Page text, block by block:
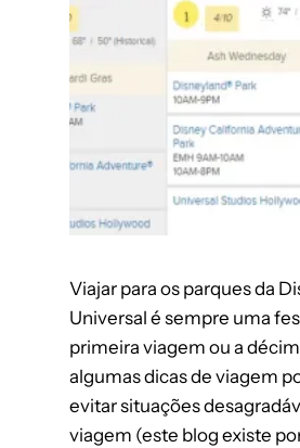
Viajar para os parques da
Universal é sempre uma
primeira viagem ou a
algumas dicas de viagem
evitar situações
viagem (este blog existe